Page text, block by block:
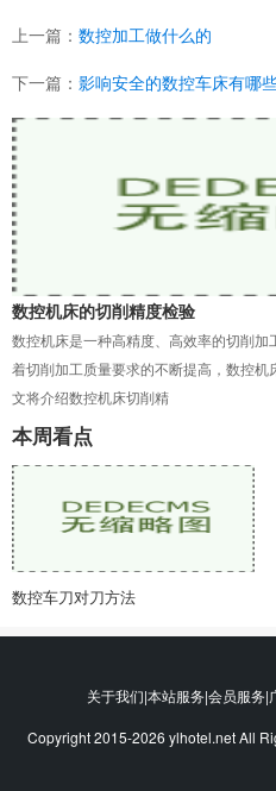
上一篇： 数控加工做什么的
下一篇： 影响安全的数控车床有哪
数控机床的切削精度检验
数控机床是一种高精度、高效率的切削
着切削加工质量要求的不断提高，数控
文将介绍数控机床切削精
本周看点
数控车刀对刀方法
关于我们|本站服务|会员服务
Copyright 2015-2026 ylhotel.net All